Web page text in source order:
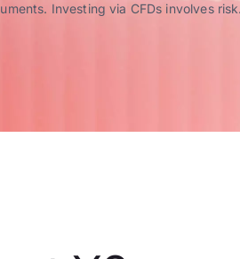
Investing via CFDs involves